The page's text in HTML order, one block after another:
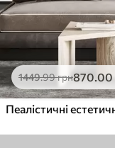
1449.99грн870.00